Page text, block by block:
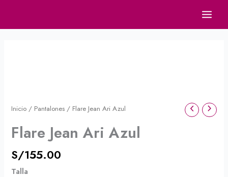
contenido
Inicio / Pantalones / Flare Jean Ari Azul
Flare Jean Ari Azul
S/155.00
Talla
cantidad